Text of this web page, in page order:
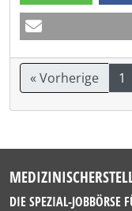
« Vorherige 1
DIE SPEZIAL-JOBBÖRSE